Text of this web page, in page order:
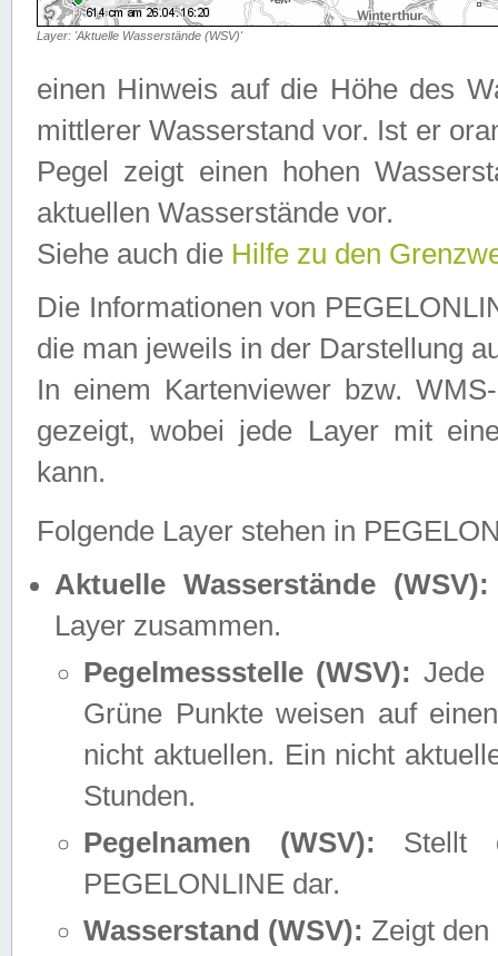
Layer: 'Aktuelle Wasserstände (WSV)'
einen Hinweis auf die Höhe des
mittlerer Wasserstand vor. Ist er
Pegel zeigt einen hohen
aktuellen Wasserstände vor.
Siehe auch die Hilfe zu den
Die Informationen von
die man jeweils in der Darstellung
In einem Kartenviewer bzw.
gezeigt, wobei jede Layer mit
kann.
Folgende Layer stehen in
Aktuelle Wasserstände (WSV):
Layer zusammen.
Pegelmessstelle (WSV): Jede
Grüne Punkte weisen auf
nicht aktuellen. Ein nicht
Stunden.
Pegelnamen (WSV): Stellt
PEGELONLINE dar.
Wasserstand (WSV): Zeigt den